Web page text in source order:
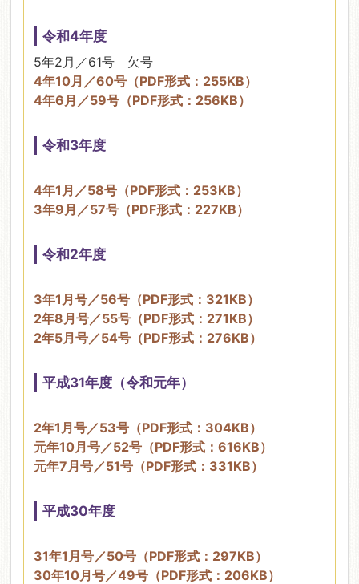
令和4年度
5年2月／61号 欠号
4年10月／60号（PDF形式：255KB）
4年6月／59号（PDF形式：256KB）
令和3年度
4年1月／58号（PDF形式：253KB）
3年9月／57号（PDF形式：227KB）
令和2年度
3年1月号／56号（PDF形式：321KB）
2年8月号／55号（PDF形式：271KB）
2年5月号／54号（PDF形式：276KB）
平成31年度（令和元年）
2年1月号／53号（PDF形式：304KB）
元年10月号／52号（PDF形式：616KB）
元年7月号／51号（PDF形式：331KB）
平成30年度
31年1月号／50号（PDF形式：297KB）
30年10月号／49号（PDF形式：206KB）